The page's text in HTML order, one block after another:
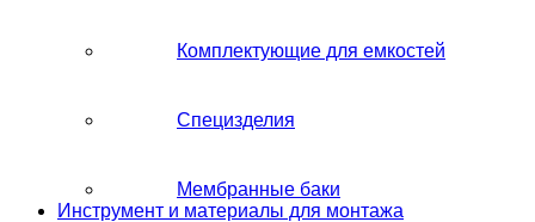
Комплектующие для емкостей
Специзделия
Мембранные баки
Инструмент и материалы для монтажа